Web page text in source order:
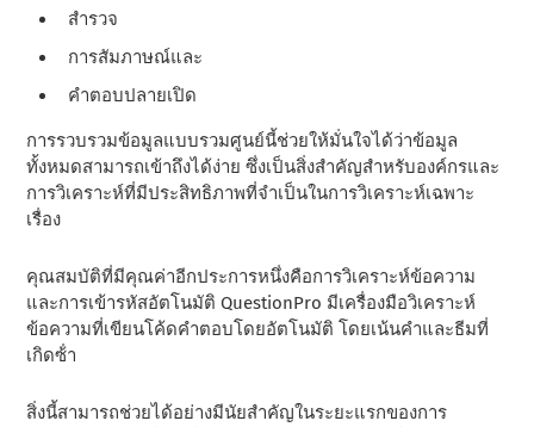
สำรวจ
การสัมภาษณ์และ
คําตอบปลายเปิด
การรวบรวมข้อมูลแบบรวมศูนย์นี้ช่วยให้มั่นใจได้ว่าข้อมูล
ทั้งหมดสามารถเข้าถึงได้ง่าย ซึ่งเป็นสิ่งสําคัญสําหรับองค์กรและ
การวิเคราะห์ที่มีประสิทธิภาพที่จําเป็นในการวิเคราะห์เฉพาะ
เรื่อง
คุณสมบัติที่มีคุณค่าอีกประการหนึ่งคือการวิเคราะห์ข้อความ
และการเข้ารหัสอัตโนมัติ QuestionPro มีเครื่องมือวิเคราะห์
ข้อความที่เขียนโค้ดคําตอบโดยอัตโนมัติ โดยเน้นคําและธีมที่
เกิดซ้ํา
สิ่งนี้สามารถช่วยได้อย่างมีนัยสําคัญในระยะแรกของการ